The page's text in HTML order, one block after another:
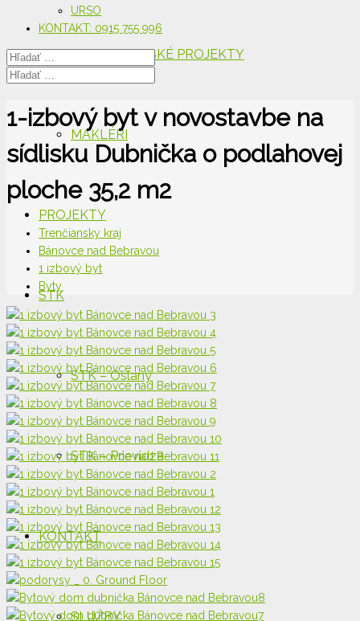
DEVELOPERSKÉ PROJEKTY
MAKLÉRI
PROJEKTY
STK
STK – Oslany
STK – Prievidza
KONTAKT
SLUŽBY
URSO
KONTAKT: 0915 755 996
1-izbový byt v novostavbe na
sídlisku Dubnička o podlahovej
ploche 35,2 m2
Trenčiansky kraj
Bánovce nad Bebravou
1 izbový byt
Byty